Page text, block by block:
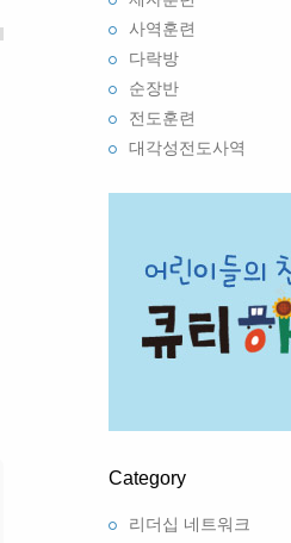
사역훈련
다락방
순장반
전도훈련
대각성전도사역
Category
리더십 네트워크